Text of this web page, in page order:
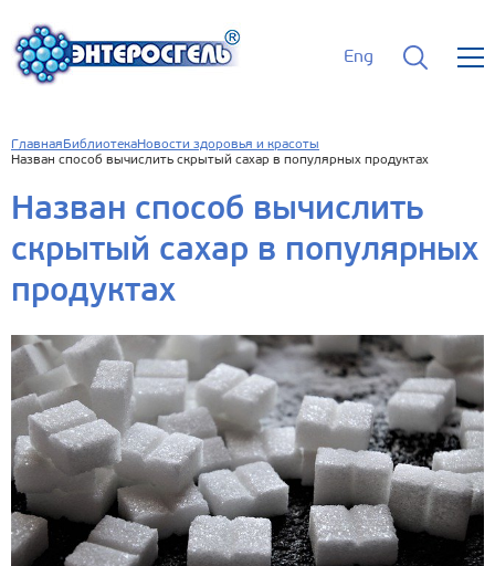
Eng
Главная БиблиотекаНовости здоровья и красоты
Назван способ вычислить скрытый сахар в популярных продуктах
Назван способ вычислить
скрытый сахар в популярных
продуктах